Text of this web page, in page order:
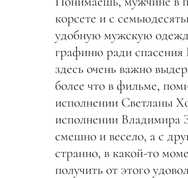
корсете и с
удобную мужскую
графиню ради
здесь очень важно
более что в фильме,
исполнении Светланы
исполнении Владимира
смешно и весело, а с
странно, в какой-то
получить от этого